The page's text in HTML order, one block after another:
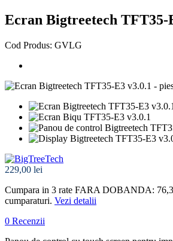
Ecran Bigtreetech TFT35-
Cod Produs: GVLG
229,00 lei
Cumpara in 3 rate FARA DOBANDA:
cumparaturi. Vezi detalii
0 Recenzii